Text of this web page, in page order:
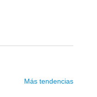
Más tendencias